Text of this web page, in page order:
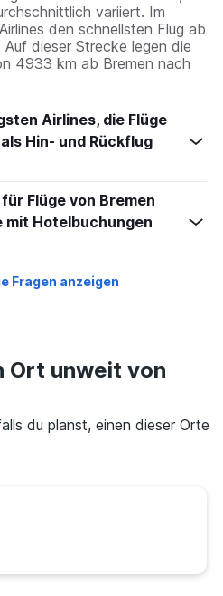
variiert. Im
den schnellsten Flug ab
dieser Strecke legen die
4933 km ab Bremen nach
Airlines, die Flüge
Hin- und Rückflug
Flüge von Bremen
mit Hotelbuchungen
Fragen anzeigen
Ort unweit von
du planst, einen dieser Orte